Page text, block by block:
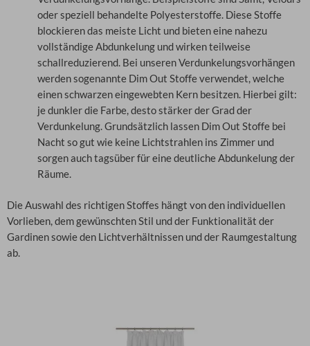
oder speziell behandelte Polyesterstoffe. Diese Stoffe
blockieren das meiste Licht und bieten eine nahezu
vollständige Abdunkelung und wirken teilweise
schallreduzierend. Bei unseren Verdunkelungsvorhängen
werden sogenannte Dim Out Stoffe verwendet, welche
einen schwarzen eingewebten Kern besitzen. Hierbei gilt:
je dunkler die Farbe, desto stärker der Grad der
Verdunkelung. Grundsätzlich lassen Dim Out Stoffe bei
Nacht so gut wie keine Lichtstrahlen ins Zimmer und
sorgen auch tagsüber für eine deutliche Abdunkelung der
Räume.
Die Auswahl des richtigen Stoffes hängt von den individuellen
Vorlieben, dem gewünschten Stil und der Funktionalität der
Gardinen sowie den Lichtverhältnissen und der Raumgestaltung
ab.